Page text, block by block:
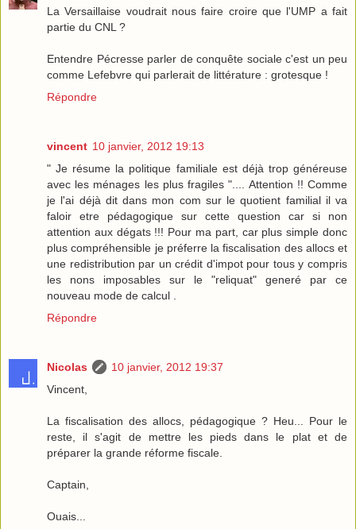
La Versaillaise voudrait nous faire croire que l'UMP a fait
partie du CNL ?
Entendre Pécresse parler de conquête sociale c'est un peu
comme Lefebvre qui parlerait de littérature : grotesque !
Répondre
vincent 10 janvier, 2012 19:13
" Je résume la politique familiale est déjà trop généreuse
avec les ménages les plus fragiles ".... Attention !! Comme
je l'ai déjà dit dans mon com sur le quotient familial il va
faloir etre pédagogique sur cette question car si non
attention aux dégats !!! Pour ma part, car plus simple donc
plus compréhensible je préferre la fiscalisation des allocs et
une redistribution par un crédit d'impot pour tous y compris
les nons imposables sur le "reliquat" generé par ce
nouveau mode de calcul .
Répondre
Nicolas
10 janvier, 2012 19:37
Vincent,
La fiscalisation des allocs, pédagogique ? Heu... Pour le
reste, il s'agit de mettre les pieds dans le plat et de
préparer la grande réforme fiscale.
Captain,
Ouais...